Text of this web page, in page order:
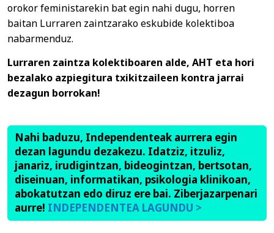
orokor feministarekin bat egin nahi dugu, horren
baitan Lurraren zaintzarako eskubide kolektiboa
nabarmenduz.
Lurraren zaintza kolektiboaren alde, AHT eta hori
bezalako azpiegitura txikitzaileen kontra jarrai
dezagun borrokan!
Nahi baduzu, Independenteak aurrera egin
dezan lagundu dezakezu. Idatziz, itzuliz,
janariz, irudigintzan, bideogintzan, bertsotan,
diseinuan, informatikan, psikologia klinikoan,
abokatutzan edo diruz ere bai. Ziberjazarpenari
aurre! INDEPENDENTEA LAGUNDU >